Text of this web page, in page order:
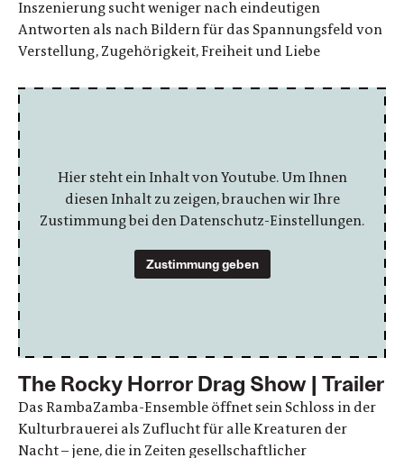
Inszenierung sucht weniger nach eindeutigen
Antworten als nach Bildern für das Spannungsfeld von
Verstellung, Zugehörigkeit, Freiheit und Liebe
Hier steht ein Inhalt von Youtube. Um Ihnen
diesen Inhalt zu zeigen, brauchen wir Ihre
Zustimmung bei den Datenschutz-Einstellungen.
Zustimmung geben
The Rocky Horror Drag Show | Trailer
Das RambaZamba-Ensemble öffnet sein Schloss in der
Kulturbrauerei als Zuflucht für alle Kreaturen der
Nacht – jene, die in Zeiten gesellschaftlicher